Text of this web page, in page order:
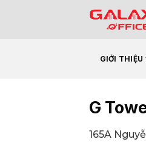
GIỚI THIỆU
G
165A